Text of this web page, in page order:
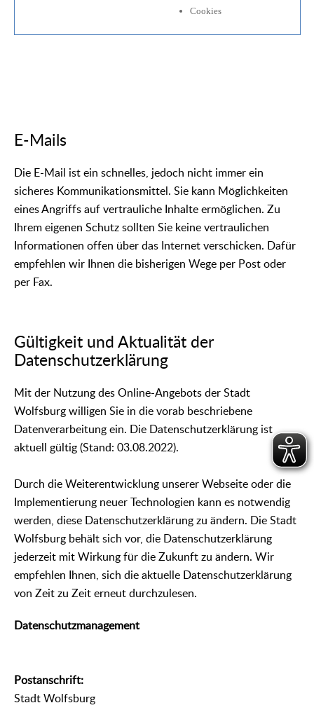
Cookies
E-Mails
Die E-Mail ist ein schnelles, jedoch nicht immer ein
sicheres Kommunikationsmittel. Sie kann Möglichkeiten
eines Angriffs auf vertrauliche Inhalte ermöglichen. Zu
Ihrem eigenen Schutz sollten Sie keine vertraulichen
Informationen offen über das Internet verschicken. Dafür
empfehlen wir Ihnen die bisherigen Wege per Post oder
per Fax.
Gültigkeit und Aktualität der
Datenschutzerklärung
Mit der Nutzung des Online-Angebots der Stadt
Wolfsburg willigen Sie in die vorab beschriebene
Datenverarbeitung ein. Die Datenschutzerklärung ist
aktuell gültig (Stand: 03.08.2022).
Durch die Weiterentwicklung unserer Webseite oder die
Implementierung neuer Technologien kann es notwendig
werden, diese Datenschutzerklärung zu ändern. Die Stadt
Wolfsburg behält sich vor, die Datenschutzerklärung
jederzeit mit Wirkung für die Zukunft zu ändern. Wir
empfehlen Ihnen, sich die aktuelle Datenschutzerklärung
von Zeit zu Zeit erneut durchzulesen.
Datenschutzmanagement
Postanschrift:
Stadt Wolfsburg